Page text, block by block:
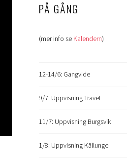
PÅ GÅNG
(mer info se Kalendern)
12-14/6: Gangvide
9/7: Uppvisning Travet
11/7: Uppvisning Burgsvik
1/8: Uppvisning Källunge